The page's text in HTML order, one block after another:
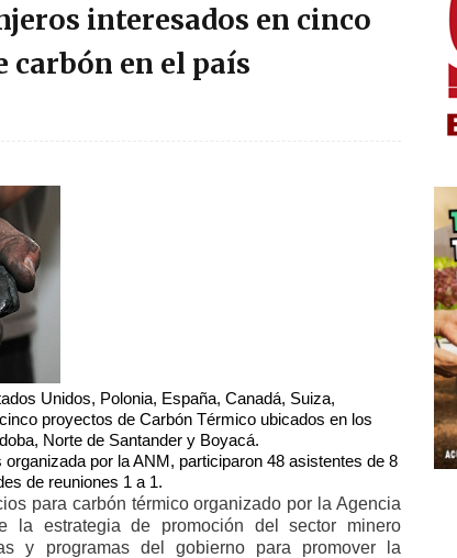
interesados en cinco
carbón en el país
Unidos, Polonia, España, Canadá, Suiza,
proyectos de Carbón Térmico ubicados en los
Norte de Santander y Boyacá.
por la ANM, participaron 48 asistentes de 8
de reuniones 1 a 1.
para carbón térmico organizado por la Agencia
la estrategia de promoción del sector minero
y programas del gobierno para promover la